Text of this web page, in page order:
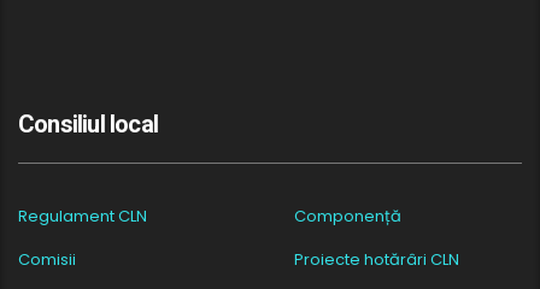
Consiliul local
Regulament CLN
Componență
Comisii
Proiecte hotărâri CLN